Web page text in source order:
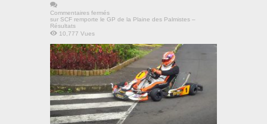
Commentaires fermés
sur SCF remporte le GP de la Plaine des Palmistes –
Résultats
10,777 Vues